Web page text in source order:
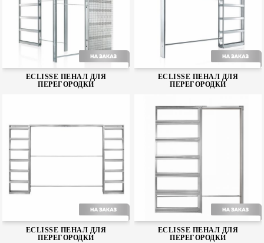
ECLISSE ПЕНАЛ ДЛЯ
ПЕРЕГОРОДКИ
Telescopic Single
ECLISSE ПЕНАЛ ДЛЯ
ПЕРЕГОРОДКИ
ECLISSE ПЕНАЛ ДЛЯ
ПЕРЕГОРОДКИ
ECLISSE ПЕНАЛ ДЛЯ
ПЕРЕГОРОДКИ